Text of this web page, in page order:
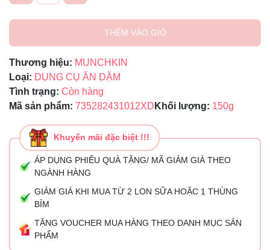
THÊM VÀO GIỎ
Thương hiệu: MUNCHKIN
Loại: DỤNG CỤ ĂN DẶM
Tình trạng: Còn hàng
Mã sản phẩm: 735282431012XD Khối lượng: 150g
Khuyến mãi đặc biệt !!!
ÁP DỤNG PHIẾU QUÀ TẶNG/ MÃ GIẢM GIÁ THEO
NGÀNH HÀNG
GIẢM GIÁ KHI MUA TỪ 2 LON SỮA HOẶC 1 THÙNG
BỈM
TẶNG VOUCHER MUA HÀNG THEO DANH MỤC SẢN
PHẨM